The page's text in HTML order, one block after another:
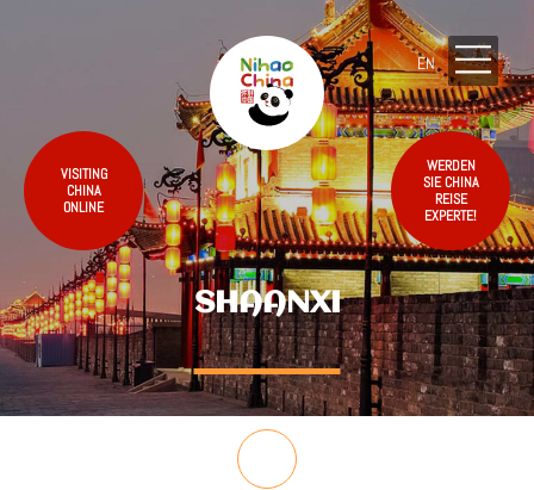
WERDEN
SIE CHINA
REISE
EXPERTE!
VISITING
CHINA
ONLINE
EN
SHAANXI